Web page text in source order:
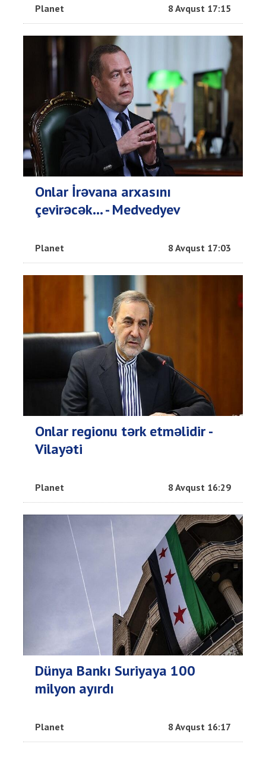
Planet 8 Avqust 17:15
Onlar İrəvana arxasını
çevirəcək... - Medvedyev
Planet 8 Avqust 17:03
Onlar regionu tərk etməlidir -
Vilayəti
Planet 8 Avqust 16:29
Dünya Bankı Suriyaya 100
milyon ayırdı
Planet 8 Avqust 16:17